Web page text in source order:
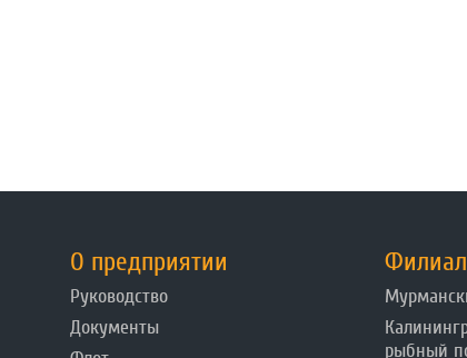
О предприятии
Руководство
Документы
рыбный